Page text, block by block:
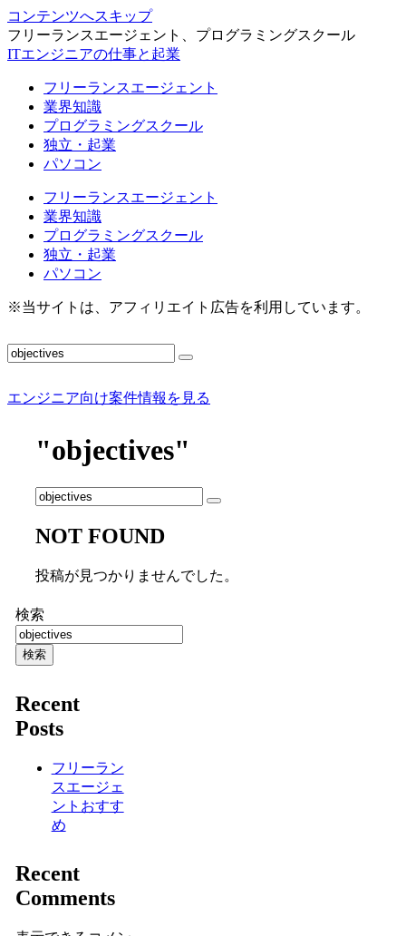
コンテンツへスキップ
フリーランスエージェント、プログラミングスクール
ITエンジニアの仕事と起業
フリーランスエージェント
業界知識
プログラミングスクール
独立・起業
パソコン
フリーランスエージェント
業界知識
プログラミングスクール
独立・起業
パソコン
※当サイトは、アフィリエイト広告を利用しています。
エンジニア向け案件情報を見る
"objectives"
NOT FOUND
投稿が見つかりませんでした。
検索
検索
Recent
Posts
フリーラン
スエージェ
ントおすす
め
Recent
Comments